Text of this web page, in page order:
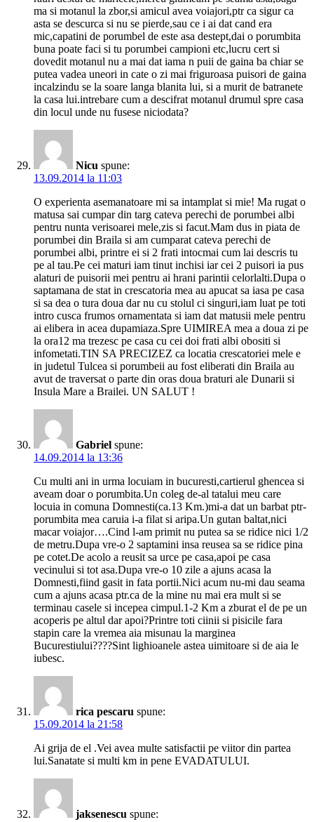
ma si motanul la zbor,si amicul avea voiajori,ptr ca sigur ca
asta se descurca si nu se pierde,sau ce i ai dat cand era
mic,capatini de porumbel de este asa destept,dai o porumbita
buna poate faci si tu porumbei campioni etc,lucru cert si
dovedit motanul nu a mai dat iama n puii de gaina ba chiar se
putea vadea uneori in cate o zi mai friguroasa puisori de gaina
incalzindu se la soare langa blanita lui, si a murit de batranete
la casa lui.intrebare cum a descifrat motanul drumul spre casa
din locul unde nu fusese niciodata?
Nicu spune:
13.09.2014 la 11:03
O experienta asemanatoare mi sa intamplat si mie! Ma rugat o
matusa sai cumpar din targ cateva perechi de porumbei albi
pentru nunta verisoarei mele,zis si facut.Mam dus in piata de
porumbei din Braila si am cumparat cateva perechi de
porumbei albi, printre ei si 2 frati intocmai cum lai descris tu
pe al tau.Pe cei maturi iam tinut inchisi iar cei 2 puisori ia pus
alaturi de puisorii mei pentru ai hrani parintii celorlalti.Dupa o
saptamana de stat in crescatoria mea au apucat sa iasa pe casa
si sa dea o tura doua dar nu cu stolul ci singuri,iam luat pe toti
intro cusca frumos ornamentata si iam dat matusii mele pentru
ai elibera in acea dupamiaza.Spre UIMIREA mea a doua zi pe
la ora12 ma trezesc pe casa cu cei doi frati albi obositi si
infometati.TIN SA PRECIZEZ ca locatia crescatoriei mele e
in judetul Tulcea si porumbeii au fost eliberati din Braila au
avut de traversat o parte din oras doua braturi ale Dunarii si
Insula Mare a Brailei. UN SALUT !
Gabriel spune:
14.09.2014 la 13:36
Cu multi ani in urma locuiam in bucuresti,cartierul ghencea si
aveam doar o porumbita.Un coleg de-al tatalui meu care
locuia in comuna Domnesti(ca.13 Km.)mi-a dat un barbat ptr-
porumbita mea caruia i-a filat si aripa.Un gutan baltat,nici
macar voiajor….Cind l-am primit nu putea sa se ridice nici 1/2
de metru.Dupa vre-o 2 saptamini insa reusea sa se ridice pina
pe cotet.De acolo a reusit sa urce pe casa,apoi pe casa
vecinului si tot asa.Dupa vre-o 10 zile a ajuns acasa la
Domnesti,fiind gasit in fata portii.Nici acum nu-mi dau seama
cum a ajuns acasa ptr.ca de la mine nu mai era mult si se
terminau casele si incepea cimpul.1-2 Km a zburat el de pe un
acoperis pe altul dar apoi?Printre toti ciinii si pisicile fara
stapin care la vremea aia misunau la marginea
Bucurestiului????Sint lighioanele astea uimitoare si de aia le
iubesc.
rica pescaru spune:
15.09.2014 la 21:58
Ai grija de el .Vei avea multe satisfactii pe viitor din partea
lui.Sanatate si multi km in pene EVADATULUI.
jaksenescu spune: